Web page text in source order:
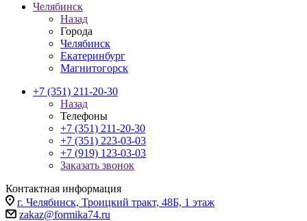
Челябинск
Назад
Города
Челябинск
Екатеринбург
Магнитогорск
+7 (351) 211-20-30
Назад
Телефоны
+7 (351) 211-20-30
+7 (351) 223-03-03
+7 (919) 123-03-03
Заказать звонок
Контактная информация
г. Челябинск, Троицкий тракт, 48Б, 1 этаж
zakaz@formika74.ru